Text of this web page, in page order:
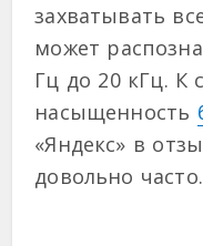
захватывать
может
Гц до 20 кГц. К
насыщенность
«Яндекс» в
довольно часто.